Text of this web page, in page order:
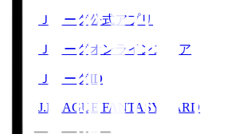
Ｊリーグ公式アプリ
Ｊリーグオンラインストア
ＪリーグID
J.LEAGUE FANTASY CARD